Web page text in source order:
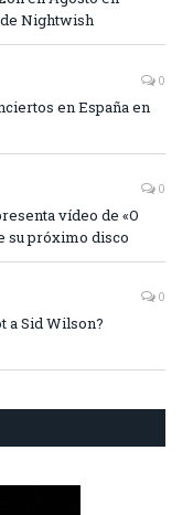
Nightwish
0
en España en
0
vídeo de «O
su próximo disco
0
a Sid Wilson?